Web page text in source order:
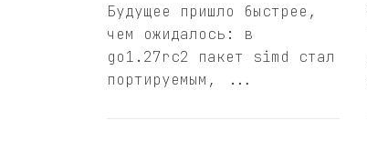
Будущее пришло быстрее,
чем ожидалось: в
go1.27rc2 пакет simd стал
портируемым, ...